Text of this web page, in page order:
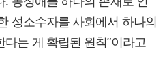
성소수자를 사회에서 하나의
는 게 확립된 원칙”이라고